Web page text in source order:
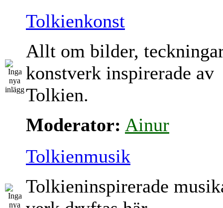
Tolkienkonst
Allt om bilder,
konstverk inspirerade av
Tolkien.
Moderator: Ainur
Tolkienmusik
Tolkieninspirerade